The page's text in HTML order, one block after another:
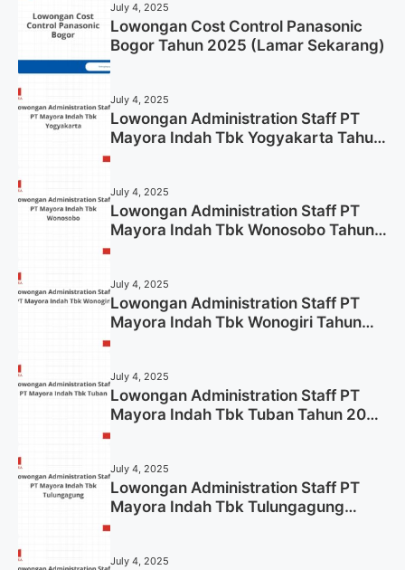
July 4, 2025
Lowongan Cost Control Panasonic
Bogor Tahun 2025 (Lamar Sekarang)
July 4, 2025
Lowongan Administration Staff PT
Mayora Indah Tbk Yogyakarta Tahun
July 4, 2025
Lowongan Administration Staff PT
Mayora Indah Tbk Wonosobo Tahun
July 4, 2025
Lowongan Administration Staff PT
Mayora Indah Tbk Wonogiri Tahun
July 4, 2025
Lowongan Administration Staff PT
Mayora Indah Tbk Tuban Tahun 2025
July 4, 2025
Lowongan Administration Staff PT
Mayora Indah Tbk Tulungagung
July 4, 2025